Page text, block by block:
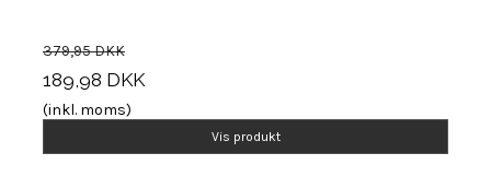
379,95 DKK
189,98 DKK
(inkl. moms)
Vis produkt